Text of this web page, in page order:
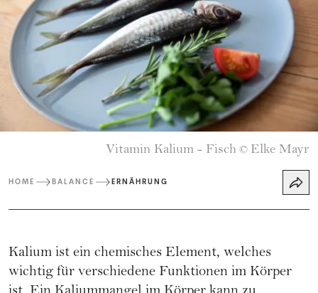
Vitamin Kalium - Fisch © Elke Mayr
HOME BALANCE ERNÄHRUNG
Kalium ist ein chemisches Element, welches
wichtig für verschiedene Funktionen im Körper